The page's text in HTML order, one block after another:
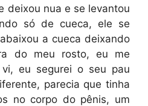
deixou nua e se levantou
só de cueca, ele se
a cueca deixando
do meu rosto, eu me
eu segurei o seu pau
parecia que tinha
no corpo do pênis, um